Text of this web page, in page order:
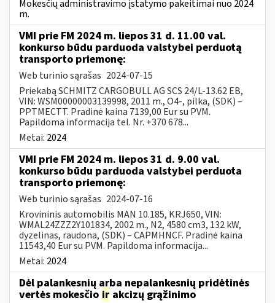
Mokesčių administravimo įstatymo pakeitimai nuo 2024
m.
VMI prie FM 2024 m. liepos 31 d. 11.00 val.
konkurso būdu parduoda valstybei perduotą
transporto priemonę:
Web turinio sąrašas 2024-07-15
Priekabą SCHMITZ CARGOBULL AG SCS 24/L-13.62 EB,
VIN: WSM00000003139998, 2011 m., O4-, pilka, (SDK) –
PPTMECTT. Pradinė kaina 7139,00 Eur su PVM.
Papildoma informacija tel. Nr. +370 678...
Metai: 2024
VMI prie FM 2024 m. liepos 31 d. 9.00 val.
konkurso būdu parduoda valstybei perduota
transporto priemonę:
Web turinio sąrašas 2024-07-16
Krovininis automobilis MAN 10.185, KRJ650, VIN:
WMAL24ZZZ2Y101834, 2002 m., N2, 4580 cm3, 132 kW,
dyzelinas, raudona, (SDK) – CAPMHNCF. Pradinė kaina
11543,40 Eur su PVM. Papildoma informacija...
Metai: 2024
Dėl palankesnių arba nepalankesnių pridėtinės
vertės mokesčio ir akcizų grąžinimo